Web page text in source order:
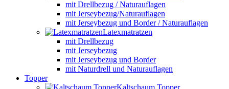
mit Drellbezug / Naturauflagen
mit Jerseybezug/Naturauflagen
mit Jerseybezug und Border / Naturauflagen
Latexmatratzen
mit Drellbezug
mit Jerseybezug
mit Jerseybezug und Border
mit Naturdrell und Naturauflagen
Topper
Kaltschaum Topper